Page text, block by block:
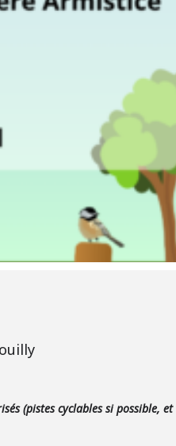
(pistes cyclables si possible, et